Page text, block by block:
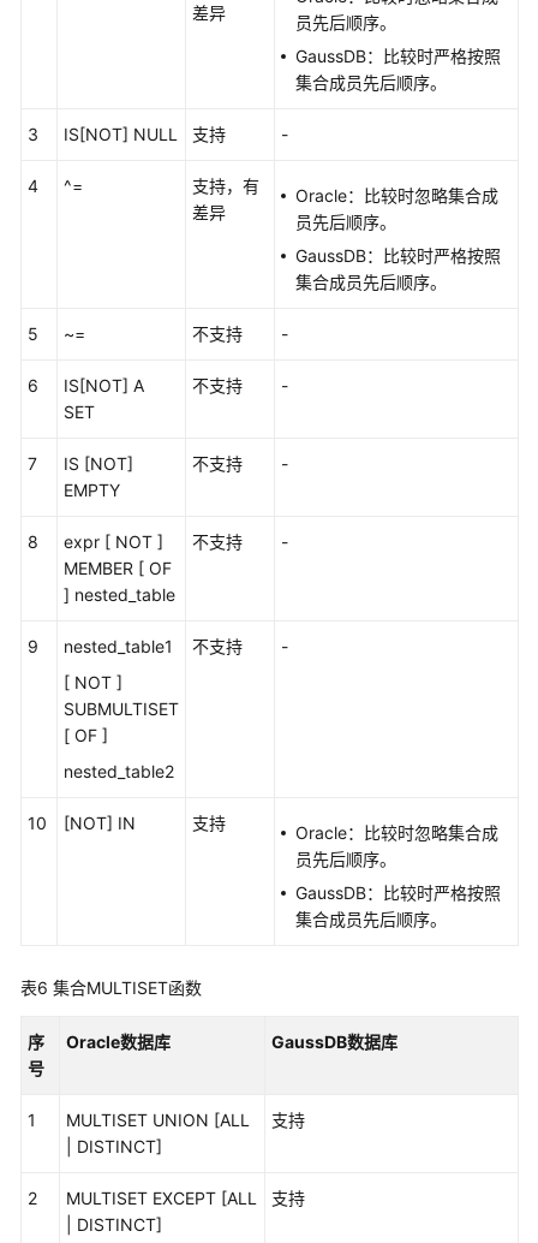
式
GaussDB
布
式
本
Oracle
兼
性
明
的
本
作
表
达
条
差异
员先后顺序。
GaussDB：比较时严格按照
集合成员先后顺序。
3 IS[NOT] NULL 支持 -
4 ^=
支持，有
差异
Oracle：比较时忽略集合成
员先后顺序。
GaussDB：比较时严格按照
集合成员先后顺序。
5 ~= 不支持 -
6
IS[NOT] A
SET
不支持 -
7
IS [NOT]
EMPTY
不支持 -
8
expr [ NOT ]
MEMBER [ OF
] nested_table
不支持 -
9
nested_table1
[ NOT ]
SUBMULTISET
[ OF ]
nested_table2
不支持 -
10 [NOT] IN 支持
Oracle：比较时忽略集合成
员先后顺序。
GaussDB：比较时严格按照
集合成员先后顺序。
表6 集合MULTISET函数
序
号
Oracle数据库 GaussDB数据库
1
MULTISET UNION [ALL
| DISTINCT]
支持
2
MULTISET EXCEPT [ALL
| DISTINCT]
支持